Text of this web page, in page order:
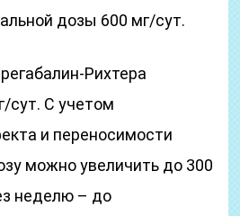
дозы 600 мг/сут.
Рихтера
сут. С учетом
и переносимости
можно увеличить до 300
неделю – до